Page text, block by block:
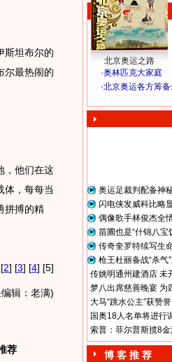
斯坦布尔的
尔最热闹的
，他们在这
体，每每当
拼搏的精
2] [3] [4] [5]
辑：老满)
荐
北京奥运之路
·奥林匹克大家庭
·北京奥运各方筹
奥运足裁判配备神
闪电侠发威科比略
偶像歌手林俊杰全
苗圃也是“什锦八宝
传奇奎罗特续写生
枪王杜丽备战“杀气
传姚明通州建酒店 未
梦八出席慈善晚宴 为
大马“跳水公主”获赞
国奥18人名单将进行
索普：菲尔普斯揽8
博 客 推 荐